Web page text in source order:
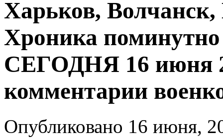
Харьков,
Хроника
СЕГОДНЯ 16 июня
комментарии
Опубликовано 16 июня,